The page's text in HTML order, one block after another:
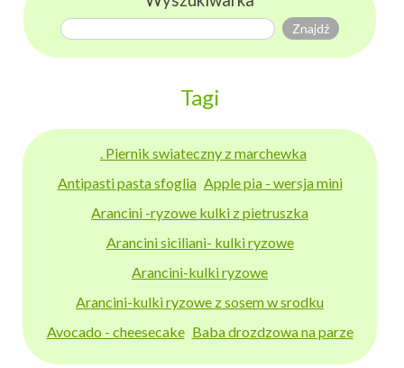
Tagi
. Piernik swiateczny z marchewka
Antipasti pasta sfoglia Apple pia - wersja mini
Arancini -ryzowe kulki z pietruszka
Arancini siciliani- kulki ryzowe
Arancini-kulki ryzowe
Arancini-kulki ryzowe z sosem w srodku
Avocado - cheesecake Baba drozdzowa na parze